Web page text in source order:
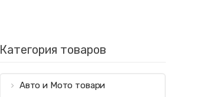
Категория товаров
Авто и Мото товари